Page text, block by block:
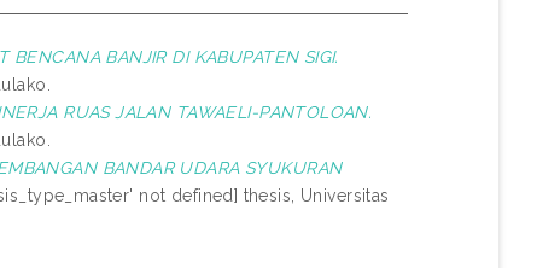
BENCANA BANJIR DI KABUPATEN SIGI.
RUAS JALAN TAWAELI-PANTOLOAN.
BANDAR UDARA SYUKURAN
not defined] thesis, Universitas